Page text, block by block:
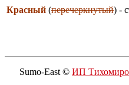
Красный (перечеркнутый) -
Sumo-East © ИП